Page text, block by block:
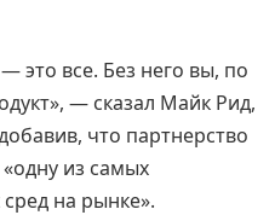
это все. Без него вы, по
— сказал Майк Рид,
что партнерство
из самых
на рынке».